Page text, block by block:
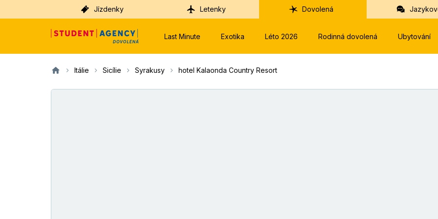
Jízdenky Letenky Dovolená
Last Minute Exotika Léto 2026 Rodinná dovolená Ubytování
Itálie Sicílie Syrakusy hotel Kalaonda Country Resort